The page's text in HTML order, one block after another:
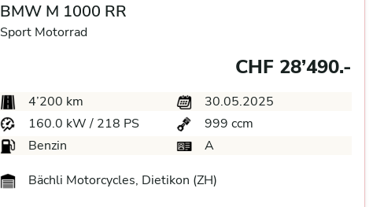
BMW M 1000 RR
Sport Motorrad
CHF 28’490.-
4’200 km
30.05.2025
160.0 kW / 218 PS
999 ccm
Benzin
A
Bächli Motorcycles, Dietikon (ZH)